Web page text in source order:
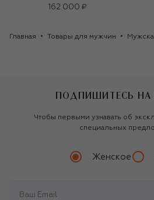
162 000 ₽
Главная Товары для мужчин
ПОДПИШИТЕСЬ НА
Чтобы первыми узнавать об
специальных
Женское